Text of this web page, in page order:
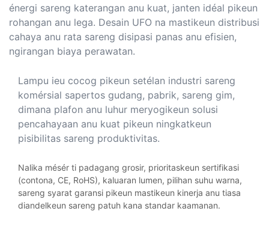
énergi sareng katerangan anu kuat, janten idéal pikeun
rohangan anu lega. Desain UFO na mastikeun distribusi
cahaya anu rata sareng disipasi panas anu efisien,
ngirangan biaya perawatan.
Lampu ieu cocog pikeun setélan industri sareng
komérsial sapertos gudang, pabrik, sareng gim,
dimana plafon anu luhur meryogikeun solusi
pencahayaan anu kuat pikeun ningkatkeun
pisibilitas sareng produktivitas.
Nalika mésér ti padagang grosir, prioritaskeun sertifikasi
(contona, CE, RoHS), kaluaran lumen, pilihan suhu warna,
sareng syarat garansi pikeun mastikeun kinerja anu tiasa
diandelkeun sareng patuh kana standar kaamanan.